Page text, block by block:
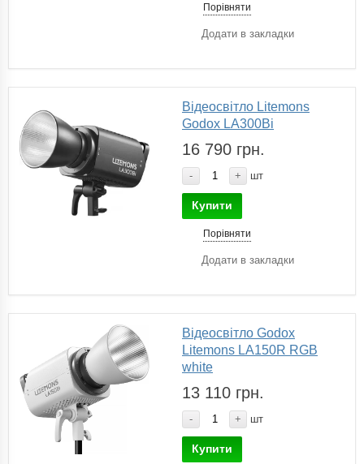
Порівняти
Додати в закладки
Відеосвітло Litemons
Godox LA300Bi
16 790 грн.
- + шт
Купити
Порівняти
Додати в закладки
Відеосвітло Godox
Litemons LA150R RGB
white
13 110 грн.
- + шт
Купити